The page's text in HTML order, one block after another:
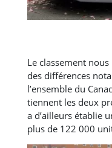
Le classement
des différences
l’ensemble du
tiennent les deux
a d’ailleurs établie
plus de 122 000